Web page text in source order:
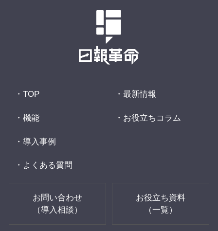
TOP
機能
導入事例
よくある質問
最新情報
お役立ちコラム
お問い合わせ
（導入相談）
お役立ち資料
（一覧）